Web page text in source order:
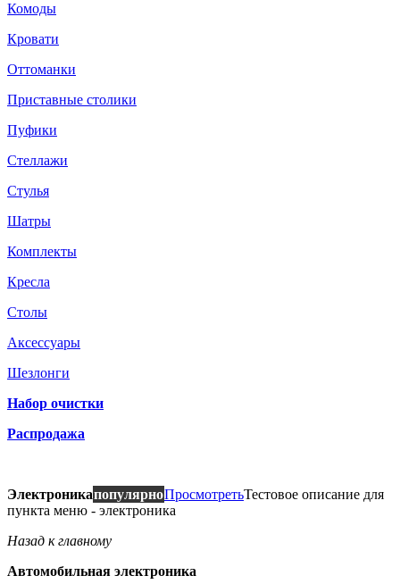
Комоды
Кровати
Оттоманки
Приставные столики
Пуфики
Стеллажи
Стулья
Шатры
Комплекты
Кресла
Столы
Аксессуары
Шезлонги
Набор очистки
Распродажа
ЭлектроникапопулярноПросмотретьТестовое описание для
пункта меню - электроника
Назад к главному
Автомобильная электроника